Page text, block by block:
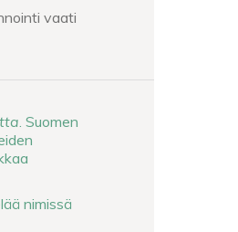
vaati
. Suomen
nimissä